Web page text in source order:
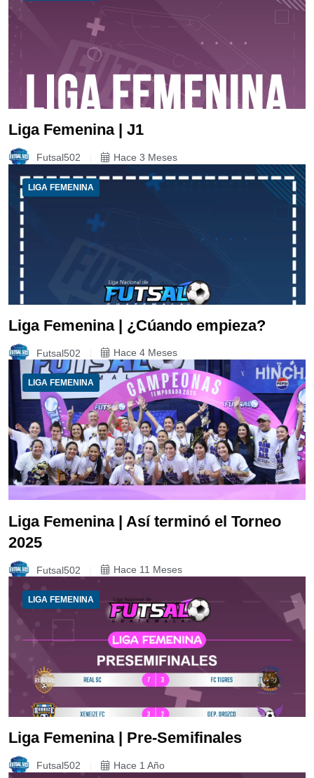
Liga Femenina | J1
Futsal502 Hace 3 Meses
LIGA FEMENINA
Liga Femenina | ¿Cúando empieza?
Futsal502 Hace 4 Meses
LIGA FEMENINA
Liga Femenina | Así terminó el Torneo
2025
Futsal502 Hace 11 Meses
LIGA FEMENINA
Liga Femenina | Pre-Semifinales
Futsal502 Hace 1 Año